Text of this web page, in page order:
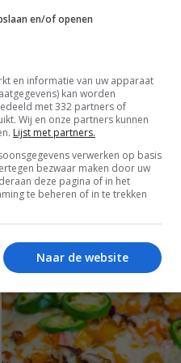
en/of openen
en informatie van uw apparaat
kan worden
met 332 partners of
Wij en onze partners kunnen
Lijst met partners.
verwerken op basis
bezwaar maken door uw
deze pagina of in het
te beheren of in te trekken
Naar de website